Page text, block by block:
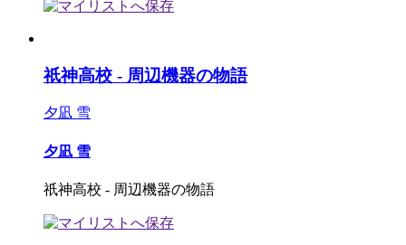
祇神高校 - 周辺機器の物語
夕凪 雪
夕凪 雪
祇神高校 - 周辺機器の物語